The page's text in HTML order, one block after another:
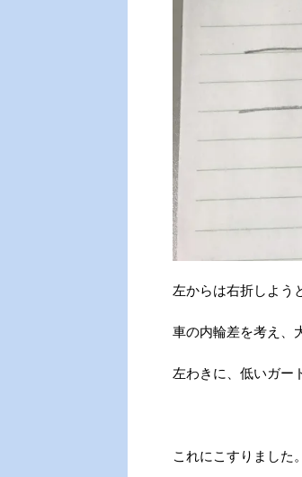
左からは右折しよう
車の内輪差を考え、
左わきに、低いガー
これにこすりました